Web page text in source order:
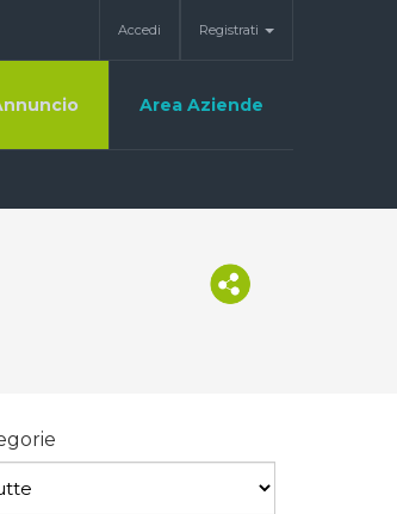
Accedi Registrati
Area Aziende